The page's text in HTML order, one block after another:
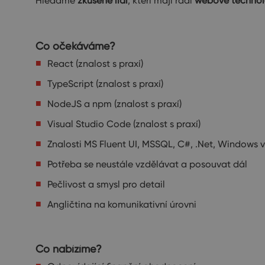
Co očekáváme?
React (znalost s praxí)
TypeScript (znalost s praxí)
NodeJS a npm (znalost s praxí)
Visual Studio Code (znalost s praxí)
Znalosti MS Fluent UI, MSSQL, C#, .Net, Windows
Potřeba se neustále vzdělávat a posouvat dál
Pečlivost a smysl pro detail
Angličtina na komunikativní úrovni
Co nabízíme?